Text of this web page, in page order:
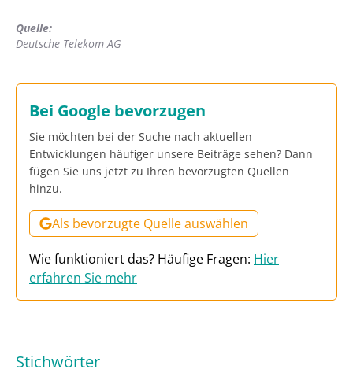
Quelle:
Deutsche Telekom AG
Bei Google bevorzugen
Sie möchten bei der Suche nach aktuellen
Entwicklungen häufiger unsere Beiträge sehen? Dann
fügen Sie uns jetzt zu Ihren bevorzugten Quellen
hinzu.
Als bevorzugte Quelle auswählen
Wie funktioniert das? Häufige Fragen: Hier
erfahren Sie mehr
Stichwörter